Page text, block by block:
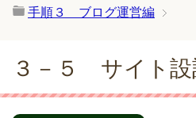
手順３ ブログ運営編
３－５ サイト設